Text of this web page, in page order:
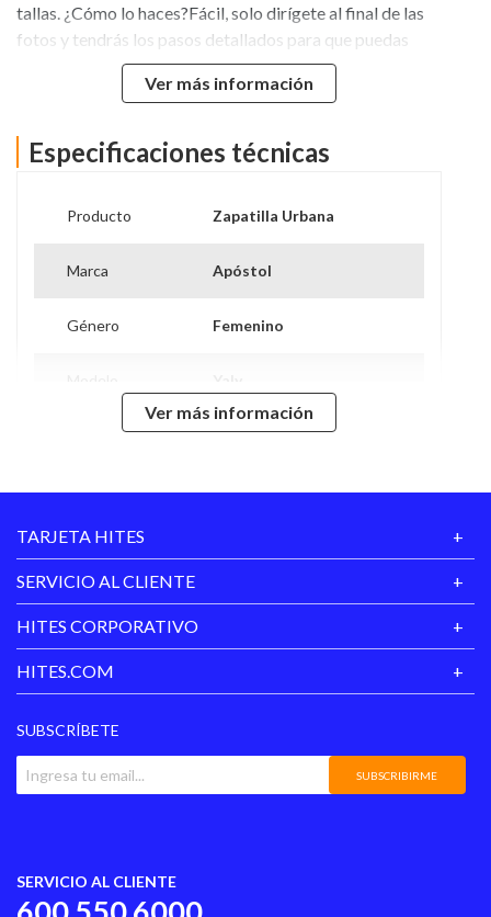
tallas. ¿Cómo lo haces?Fácil, solo dirígete al final de las
fotos y tendrás los pasos detallados para que puedas
tener este maravilloso producto en tu talla ideal.
¡¡Diviértete explorando nuestros productos al mejor
DETALLE
Horma: NormalTipo de producto: ZapatillaColor:
TextilMaterial Interior: TextilMaterial Suela: Pvc
RedondaTipo de Taco: Plataforma
Ver más información
Especificaciones técnicas
Producto Zapatilla Urbana
Marca Apóstol
Género Femenino
Urbano
30 días
Temporada
Color Rosa
Ver más información
TARJETA HITES
SERVICIO AL CLIENTE
HITES CORPORATIVO
HITES.COM
SUBSCRÍBETE
SUBSCRIBIRME
SERVICIO AL CLIENTE